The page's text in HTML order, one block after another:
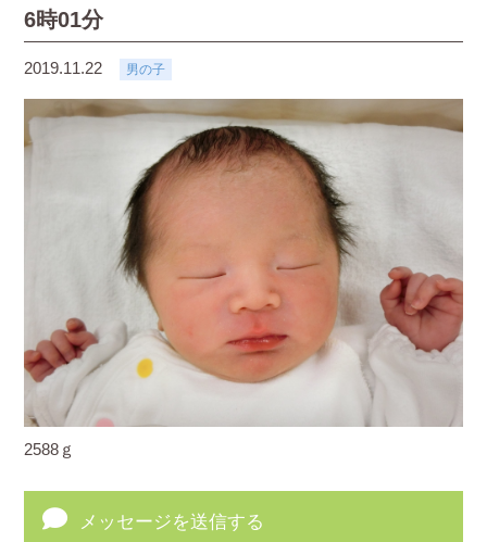
6時01分
2019.11.22 男の子
2588ｇ
メッセージを送信する